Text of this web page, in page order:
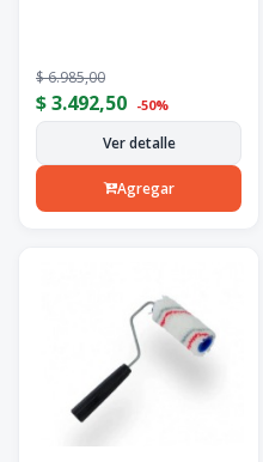
$6.985,00
$3.492,50 -50%
Ver detalle
Agregar